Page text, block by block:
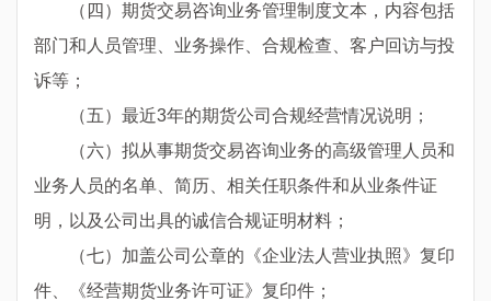
（四）期货交易咨询业务管理制度文本，内容包括
部门和人员管理、业务操作、合规检查、客户回访与投
诉等；
（五）最近3年的期货公司合规经营情况说明；
（六）拟从事期货交易咨询业务的高级管理人员和
业务人员的名单、简历、相关任职条件和从业条件证
明，以及公司出具的诚信合规证明材料；
（七）加盖公司公章的《企业法人营业执照》复印
件、《经营期货业务许可证》复印件；